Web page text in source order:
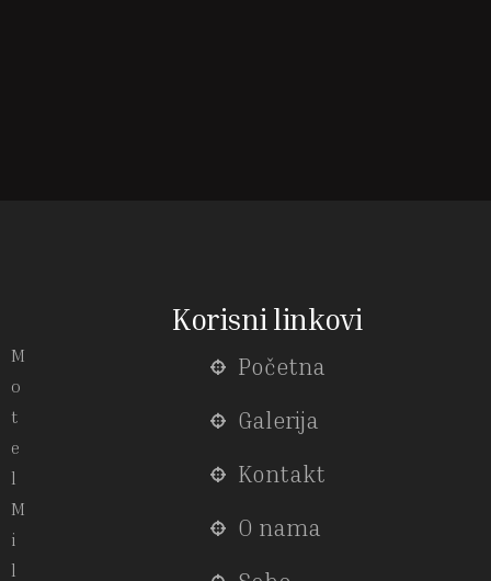
M
o
t
e
l
M
i
l
Korisni linkovi
Početna
Galerija
Kontakt
O nama